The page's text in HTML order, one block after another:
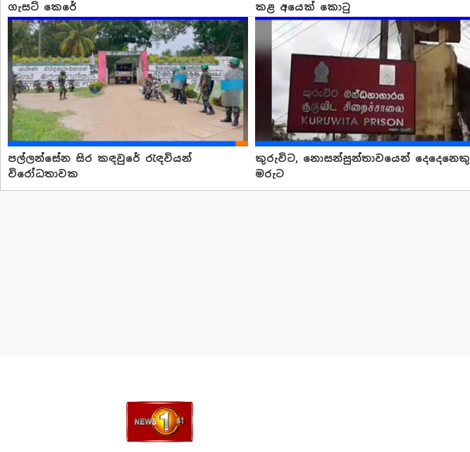
ගැසට් කෙරේ
කළ අයෙක් කොටු
පල්ලන්සේන සිර කඳවුරේ රැ ඳවියන්
විරෝධතාවක
කුරුවිට, නොසන්සුන්තාවයෙන් දෙදෙනෙකු
මරුට